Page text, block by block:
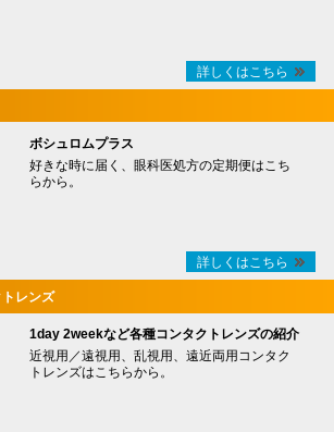
詳しくはこちら
ボシュロムプラス
好きな時に届く、眼科医処方の定期便はこち
らから。
詳しくはこちら
レンズ
1day 2weekなど各種コンタクトレンズの紹介
近視用／遠視用、乱視用、遠近両用コンタク
トレンズはこちらから。